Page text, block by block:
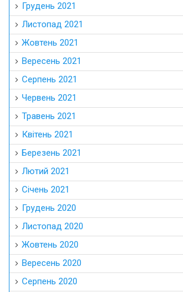
Грудень 2021
Листопад 2021
Жовтень 2021
Вересень 2021
Серпень 2021
Червень 2021
Травень 2021
Квітень 2021
Березень 2021
Лютий 2021
Січень 2021
Грудень 2020
Листопад 2020
Жовтень 2020
Вересень 2020
Серпень 2020